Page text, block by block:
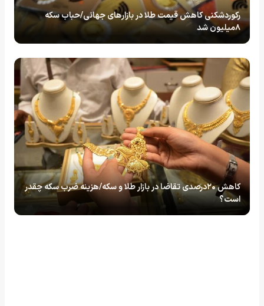
رکوردشکنی کاهش قیمت طلا در بازارهای جهانی/حباب سکه
۸میلیون شد
کاهش ۲۰درصدی تقاضا در بازار طلا و سکه/هزینه ضرب سکه چقدر
است؟